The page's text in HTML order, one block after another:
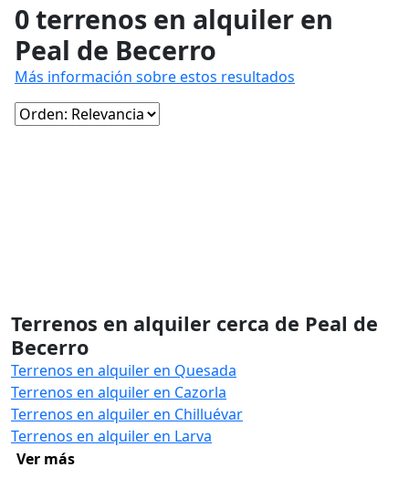
0 terrenos en alquiler en
Peal de Becerro
Más información sobre estos resultados
Terrenos en alquiler cerca de Peal de
Becerro
Terrenos en alquiler en Quesada
Terrenos en alquiler en Cazorla
Terrenos en alquiler en Chilluévar
Terrenos en alquiler en Larva
Ver más